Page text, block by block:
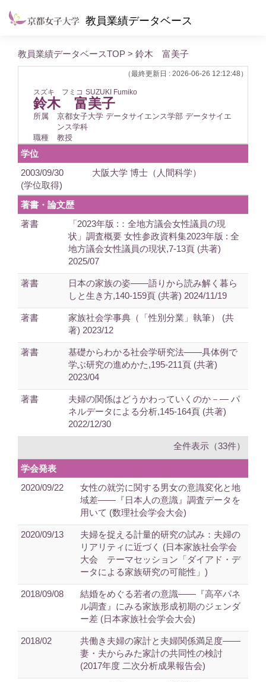
教員業績データベース
教員業績データベースTOP > 鈴木 富美子
（最終更新日 : 2026-06-26 12:12:48）
スズキ フミコ SUZUKI Fumiko
鈴木 富美子
所属
京都女子大学 データサイエンス学部 データサイエ
ンス学科
職種
教授
学位
2003/09/30
(学位取得)
大阪大学 博士（人間科学）
著書・論文歴
著書
「2023年版 :：全地方議会女性議員の現
状」調査概要 女性参政資料集2023年版 : 全
地方議会女性議員の現状,7-13頁 (共著)
2025/07
著書
日本の家族の姿――語りから読み解く暮ら
しと生き方,140-159頁 (共著) 2024/11/19
著書
家族社会学事典（「性別分業」執筆） (共
著) 2023/12
著書
基礎からわかる社会学研究法――具体例で
学ぶ研究の進めかた,195-211頁 (共著)
2023/04
著書
夫婦の関係はどうかわっていくのか－― パ
ネルデータによる分析,145-164頁 (共著)
2022/12/30
全件表示（33件）
学会発表
2020/09/22
女性の就労に関する男女の意識変化と地
域差――『日本人の意識』調査データを
用いて (数理社会学会大会)
2020/09/13
夫婦を捉える計量的研究の試み：夫婦の
リアリティに近づく (日本家族社会学会
大会 テーマセッション「ダイアド・デ
ータによる家族研究の可能性」)
2018/09/08
結婚をめぐる若者の意識――『高卒パネ
ル調査』にみる家族形成初期のジェンダ
ー差 (日本家族社会学会大会)
2018/02
共働き夫婦の家計と夫婦関係満足度――
妻・夫からみた家計の共同性の検討
(2017年度 二次分析成果報告会)